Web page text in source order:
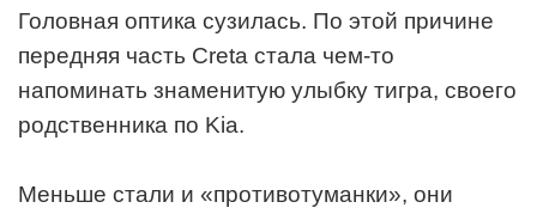
Головная оптика сузилась. По этой причине
передняя часть Creta стала чем-то
напоминать знаменитую улыбку тигра, своего
родственника по Kia.
Меньше стали и «противотуманки», они